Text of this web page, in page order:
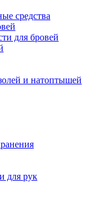
средства
для бровей
и натоптышей
для рук